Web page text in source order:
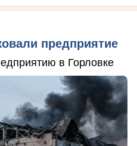
предприятие
в Горловке